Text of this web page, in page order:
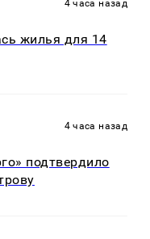
4 часа назад
жилья для 14
4 часа назад
подтвердило